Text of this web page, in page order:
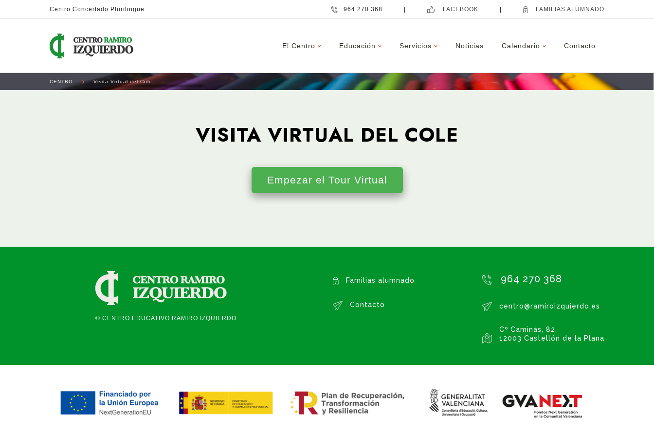
Centro Concertado Plurilingüe 964 270 368 FACEBOOK FAMILIAS ALUMNADO
El Centro Educación Servicios Noticias Calendario Contacto
CENTRO Visita Virtual del Cole
VISITA VIRTUAL DEL COLE
Empezar el Tour Virtual
© CENTRO EDUCATIVO RAMIRO IZQUIERDO
Familias alumnado
Contacto
964 270 368
centro@ramiroizquierdo.es
Cº Caminàs, 82.
12003 Castellón de la Plana